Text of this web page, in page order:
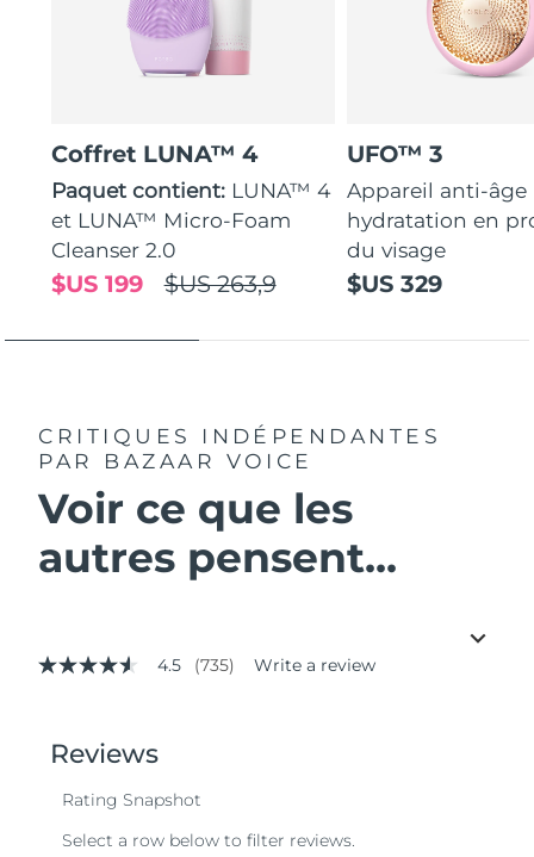
Coffret LUNA™ 4
Paquet contient: LUNA™ 4
et LUNA™ Micro-Foam
Cleanser 2.0
$US 263,9
$US 199
UFO™ 3
Appareil anti-
hydratation en
du visage
$US 329
CRITIQUES INDÉPENDANTES
PAR BAZAAR VOICE
Voir ce que les
autres pensent...
4.5
stars,
average
value.
735
4.5 (735) Write a review